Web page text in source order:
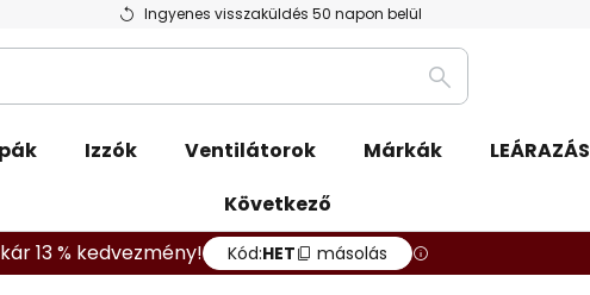
Ingyenes visszaküldés 50 napon belül
Keresés
Izzók Ventilátorok Márkák LEÁRAZÁS
Következő
13 % kedvezmény! Kód:HET másolás